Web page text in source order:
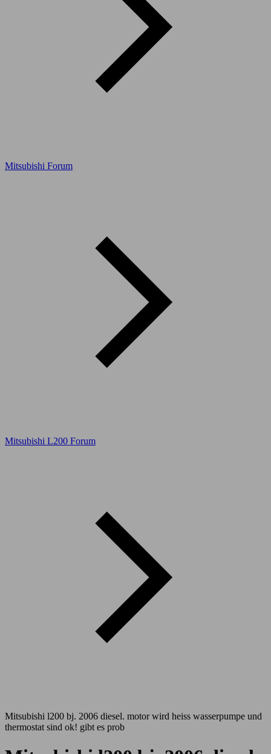
Mitsubishi Forum
Mitsubishi L200 Forum
Mitsubishi l200 bj. 2006 diesel. motor wird heiss wasserpumpe und
thermostat sind ok! gibt es prob